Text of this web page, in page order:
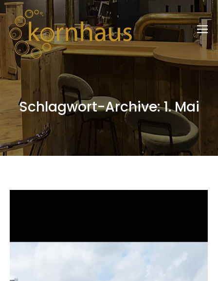
Schlagwort-Archive:1. Mai